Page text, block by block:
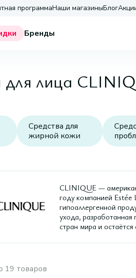
программаНаши магазиныБлог
Бренды
лица
Средства для
жирной кожи
CLINIQUE —
году компанией Estée
гипоаллергенной
ухода,
стран мира и
19 товаров